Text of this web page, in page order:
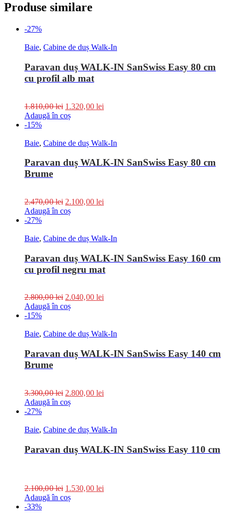
Produse similare
-27%
Baie, Cabine de duș Walk-In
Paravan duș WALK-IN SanSwiss Easy 80 cm
cu profil alb mat
1.810,00lei 1.320,00 lei
Adaugă în coș
-15%
Baie, Cabine de duș Walk-In
Paravan duș WALK-IN SanSwiss Easy 80 cm
Brume
2.470,00lei 2.100,00 lei
Adaugă în coș
-27%
Baie, Cabine de duș Walk-In
Paravan duș WALK-IN SanSwiss Easy 160 cm
cu profil negru mat
2.800,00lei 2.040,00 lei
Adaugă în coș
-15%
Baie, Cabine de duș Walk-In
Paravan duș WALK-IN SanSwiss Easy 140 cm
Brume
3.300,00lei 2.800,00 lei
Adaugă în coș
-27%
Baie, Cabine de duș Walk-In
Paravan duș WALK-IN SanSwiss Easy 110 cm
2.100,00lei 1.530,00 lei
Adaugă în coș
-33%